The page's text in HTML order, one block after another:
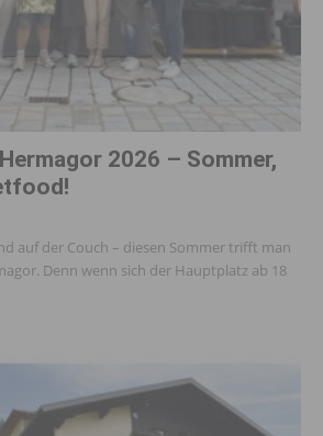
2026 – Sommer,
auf der Couch – diesen Sommer trifft man
Denn wenn sich der Hauptplatz ab 18